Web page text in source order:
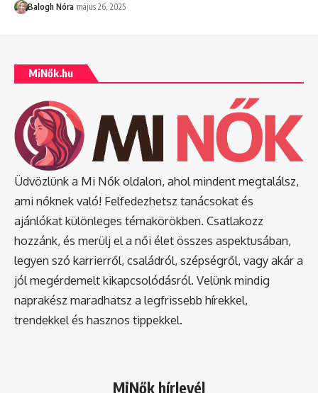
Balogh Nóra május 26, 2025
MiNők.hu
Üdvözlünk a Mi Nők oldalon, ahol mindent megtalálsz,
ami nőknek való! Felfedezhetsz tanácsokat és
ajánlókat különleges témakörökben. Csatlakozz
hozzánk, és merülj el a női élet összes aspektusában,
legyen szó karrierről, családról, szépségről, vagy akár a
jól megérdemelt kikapcsolódásról. Velünk mindig
naprakész maradhatsz a legfrissebb hírekkel,
trendekkel és hasznos tippekkel.
MiNők hírlevél